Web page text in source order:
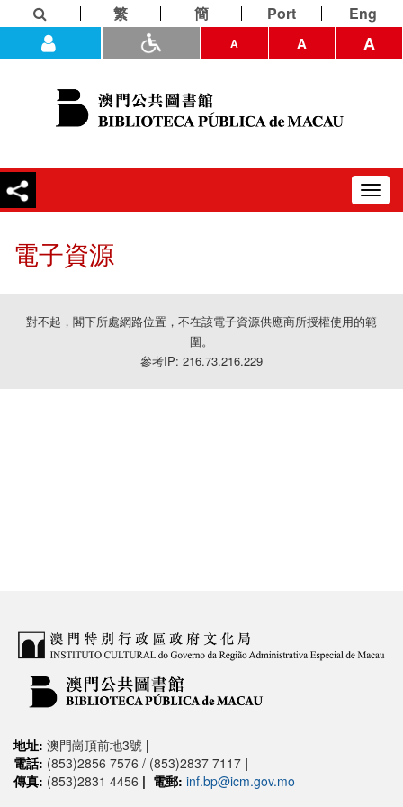
繁 簡 Port Eng
A A A
電子資源
對不起，閣下所處網路位置，不在該電子資源供應商所授權使用的範
圍。
參考IP: 216.73.216.229
地址: 澳門崗頂前地3號 |
電話: (853)2856 7576 / (853)2837 7117 |
傳真: (853)2831 4456 | 電郵: inf.bp@icm.gov.mo